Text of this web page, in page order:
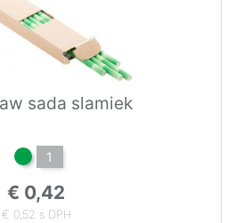
sada slamiek
1
€ 0,42
€ 0,52 s DPH